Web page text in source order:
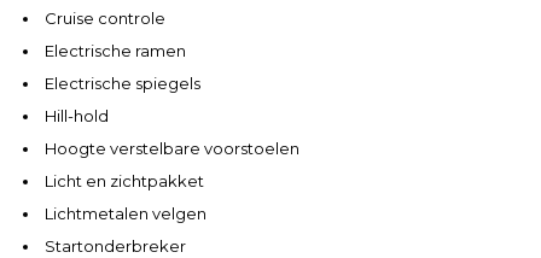
Cruise controle
Electrische ramen
Electrische spiegels
Hill-hold
Hoogte verstelbare voorstoelen
Licht en zichtpakket
Lichtmetalen velgen
Startonderbreker